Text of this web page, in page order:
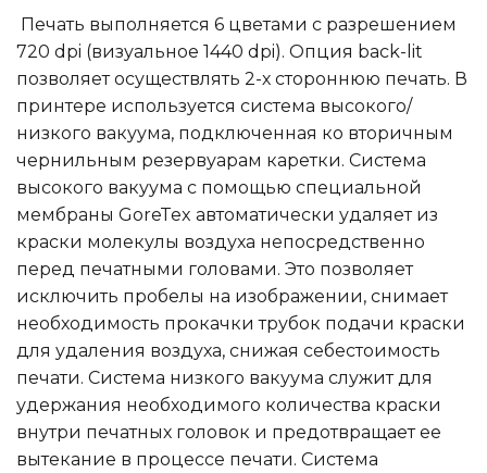
Печать выполняется 6 цветами с разрешением
720 dpi (визуальное 1440 dpi). Опция back-lit
позволяет осуществлять 2-х стороннюю печать. В
принтере используется система высокого/
низкого вакуума, подключенная ко вторичным
чернильным резервуарам каретки. Система
высокого вакуума с помощью специальной
мембраны GoreTex автоматически удаляет из
краски молекулы воздуха непосредственно
перед печатными головами. Это позволяет
исключить пробелы на изображении, снимает
необходимость прокачки трубок подачи краски
для удаления воздуха, снижая себестоимость
печати. Система низкого вакуума служит для
удержания необходимого количества краски
внутри печатных головок и предотвращает ее
вытекание в процессе печати. Система